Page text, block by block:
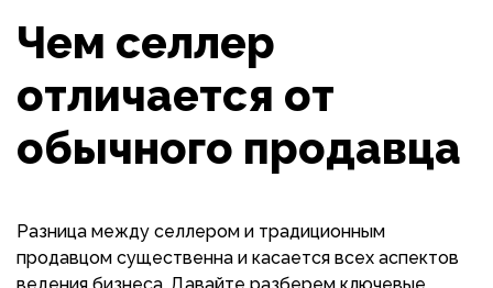
Чем селлер
отличается от
обычного продавца
Разница между селлером и традиционным
продавцом существенна и касается всех аспектов